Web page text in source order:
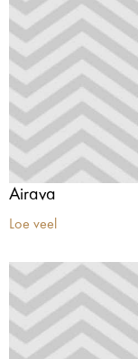
Airava
Loe veel